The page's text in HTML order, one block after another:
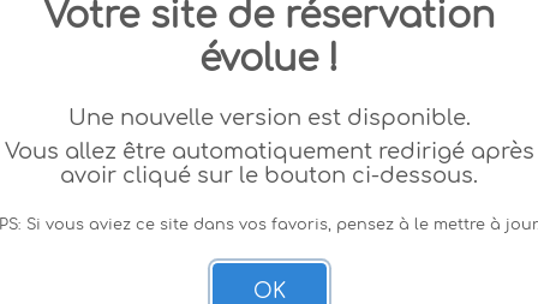
Votre site de réservation
évolue !
Une nouvelle version est disponible.
Vous allez être automatiquement redirigé après
avoir cliqué sur le bouton ci-dessous.
Si vous aviez ce site dans vos favoris, pensez à le mettre à
OK